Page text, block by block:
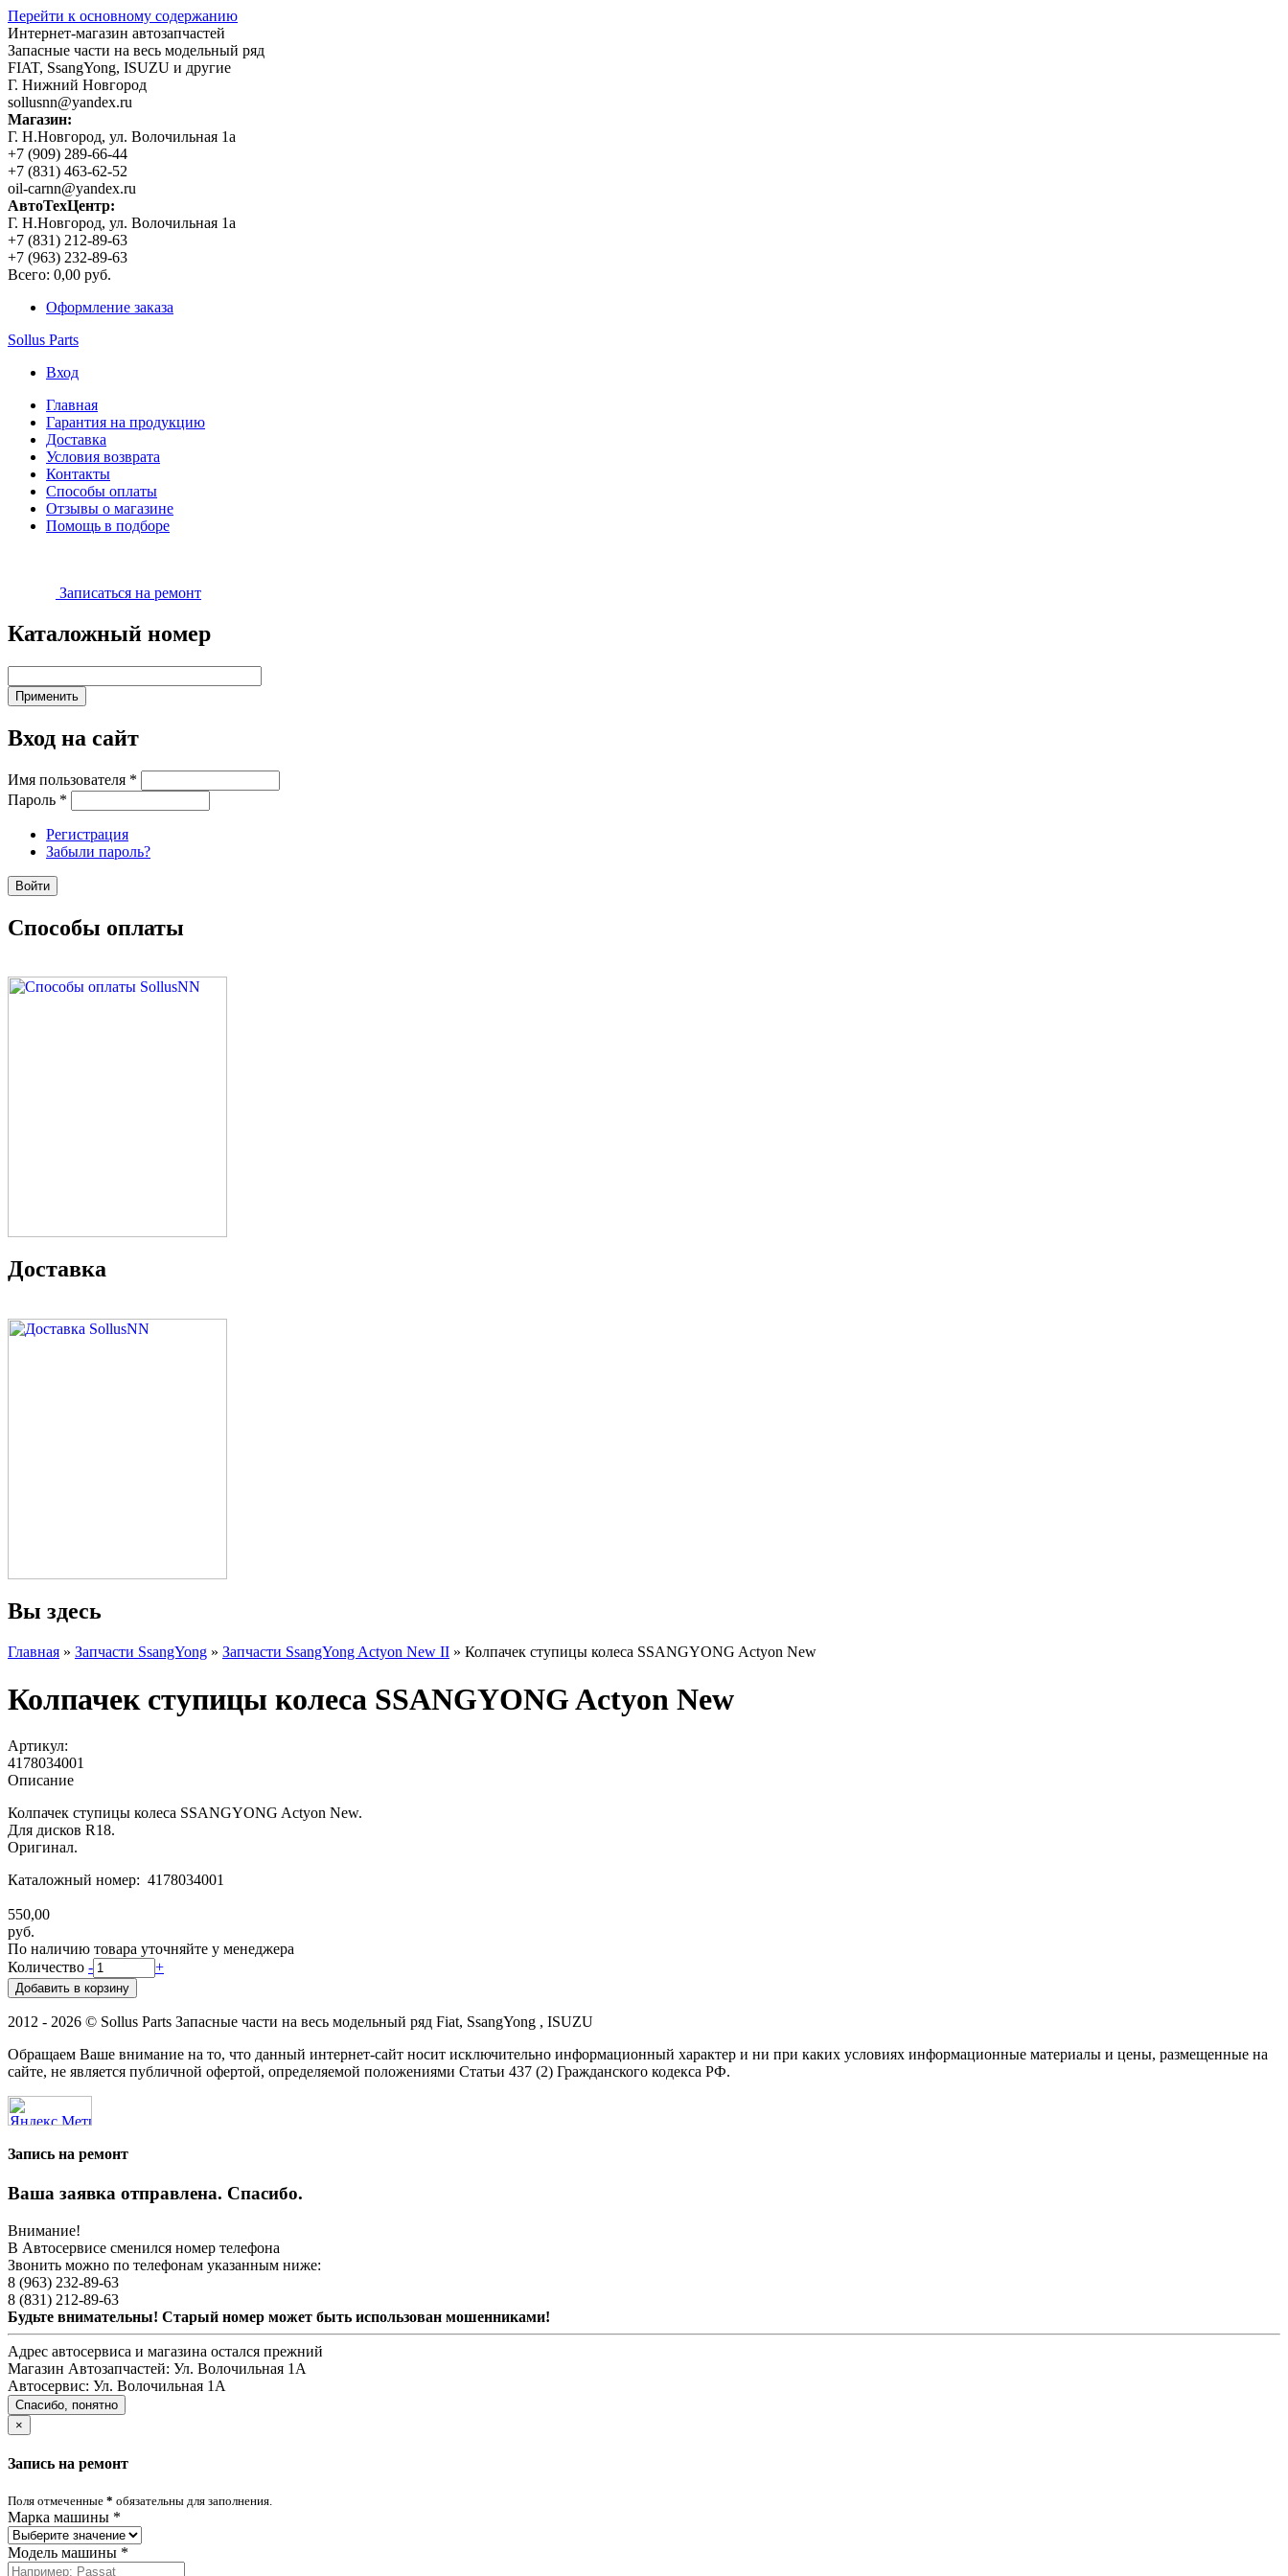
Перейти к основному содержанию
Интернет-магазин автозапчастей
Запасные части на весь модельный ряд
FIAT, SsangYong, ISUZU и другие
Г. Нижний Новгород
sollusnn@yandex.ru
Магазин:
Г. Н.Новгород, ул. Волочильная 1а
+7 (909) 289-66-44
+7 (831) 463-62-52
oil-carnn@yandex.ru
АвтоТехЦентр:
Г. Н.Новгород, ул. Волочильная 1а
+7 (831) 212-89-63
+7 (963) 232-89-63
Всего: 0,00 руб.
Оформление заказа
Sollus Parts
Вход
Главная
Гарантия на продукцию
Доставка
Условия возврата
Контакты
Способы оплаты
Отзывы о магазине
Помощь в подборе
Записаться на ремонт
Каталожный номер
Вход на сайт
Имя пользователя *
Пароль *
Регистрация
Забыли пароль?
Способы оплаты
Доставка
Вы здесь
Главная » Запчасти SsangYong » Запчасти SsangYong Actyon New II » Колпачек ступицы колеса SSANGYONG Actyon New
Колпачек ступицы колеса SSANGYONG Actyon New
Артикул:
4178034001
Описание
Колпачек ступицы колеса SSANGYONG Actyon New.
Для дисков R18.
Оригинал.
Каталожный номер: 4178034001
550,00
руб.
По наличию товара уточняйте у менеджера
Количество - +
2012 - 2026 © Sollus Parts Запасные части на весь модельный ряд Fiat, SsangYong , ISUZU
Обращаем Ваше внимание на то, что данный интернет-сайт носит исключительно информационный характер и ни при каких условиях информационные материалы и цены, размещенные на
сайте, не является публичной офертой, определяемой положениями Статьи 437 (2) Гражданского кодекса РФ.
Запись на ремонт
Ваша заявка отправлена. Спасибо.
Внимание!
В Автосервисе сменился номер телефона
Звонить можно по телефонам указанным ниже:
8 (963) 232-89-63
8 (831) 212-89-63
Будьте внимательны! Старый номер может быть использован мошенниками!
Адрес автосервиса и магазина остался прежний
Магазин Автозапчастей: Ул. Волочильная 1А
Автосервис: Ул. Волочильная 1А
Спасибо, понятно
×
Запись на ремонт
Поля отмеченные * обязательны для заполнения.
Марка машины *
Модель машины *